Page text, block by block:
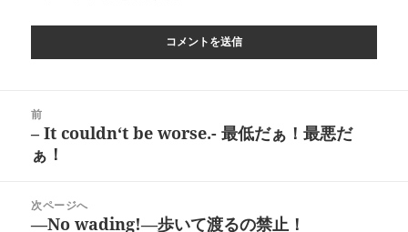
前
前
の
稿:
– It couldn‘t be worse.- 最低だぁ！最悪だ
ぁ！
次ページへ
次
―No wading!―歩いて渡るの禁止！